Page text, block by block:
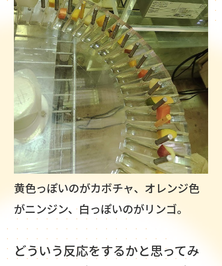
黄色っぽいのがカボチャ、オレンジ色
がニンジン、白っぽいのがリンゴ。
どういう反応をするかと思ってみ